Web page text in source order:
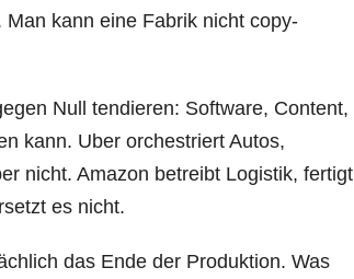
kann eine Fabrik nicht copy-
Null tendieren: Software, Content,
kann. Uber orchestriert Autos,
nicht. Amazon betreibt Logistik, fertigt
es nicht.
das Ende der Produktion. Was